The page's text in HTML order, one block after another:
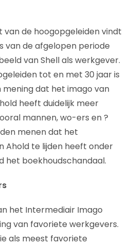
van de hoogopgeleiden vindt
van de afgelopen periode
van Shell als werkgever.
tot en met 30 jaar is
mening dat het imago van
heeft duidelijk meer
mannen, wo-ers en ?
menen dat het
Ahold te lijden heeft onder
het boekhoudschandaal.
het Intermediair Imago
van favoriete werkgevers.
als meest favoriete